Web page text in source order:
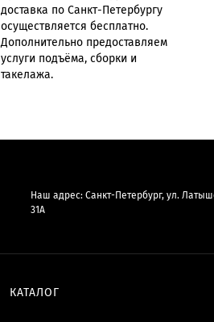
доставка по Санкт-Петербургу
осуществляется бесплатно.
Дополнительно предоставляем
услуги подъёма, сборки и
такелажа.
Наш адрес: Санкт-Петербург, ул.
31А
КАТАЛОГ